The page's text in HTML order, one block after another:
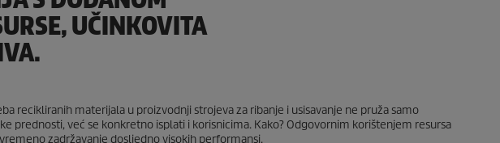
UČINKOVITA
recikliranih materijala u proizvodnji strojeva za ribanje i usisavanje ne pruža samo
prednosti, već se konkretno isplati i korisnicima. Kako? Odgovornim korištenjem resursa
zadržavanje dosljedno visokih performansi.